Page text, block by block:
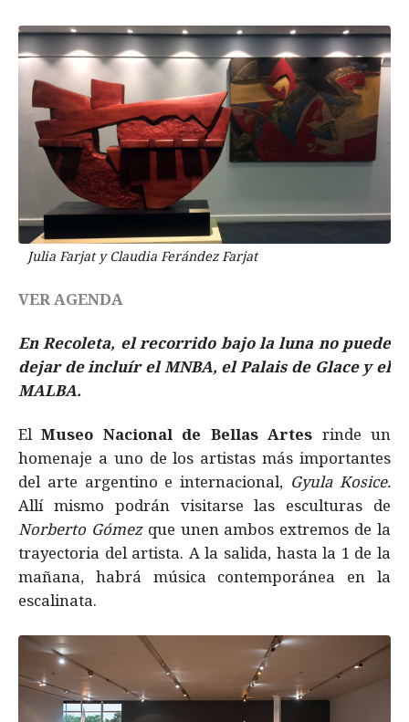
Julia Farjat y Claudia Ferández Farjat
VER AGENDA
En Recoleta, el recorrido bajo la luna no puede
dejar de incluír el MNBA, el Palais de Glace y el
MALBA.
ElMuseo Nacional de Bellas Artes rinde un
homenaje a uno de los artistas más importantes
del arte argentino e internacional, Gyula Kosice.
Allí mismo podrán visitarse las esculturas de
Norberto Gómezque unen ambos extremos de la
trayectoria del artista. A la salida, hasta la 1 de la
mañana, habrá música contemporánea en la
escalinata.